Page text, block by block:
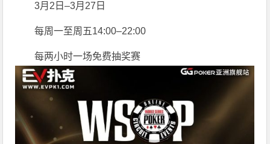
3月2日–3月27日
每周一至周五14:00–22:00
每两小时一场免费抽奖赛